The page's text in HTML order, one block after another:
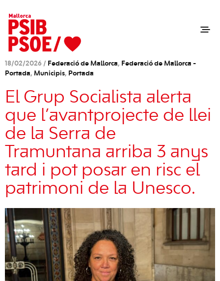
18/02/2026 / Federació de Mallorca, Federació de Mallorca -
Portada, Municipis, Portada
El Grup Socialista alerta
que l’avantprojecte de llei
de la Serra de
Tramuntana arriba 3 anys
tard i pot posar en risc el
patrimoni de la Unesco.